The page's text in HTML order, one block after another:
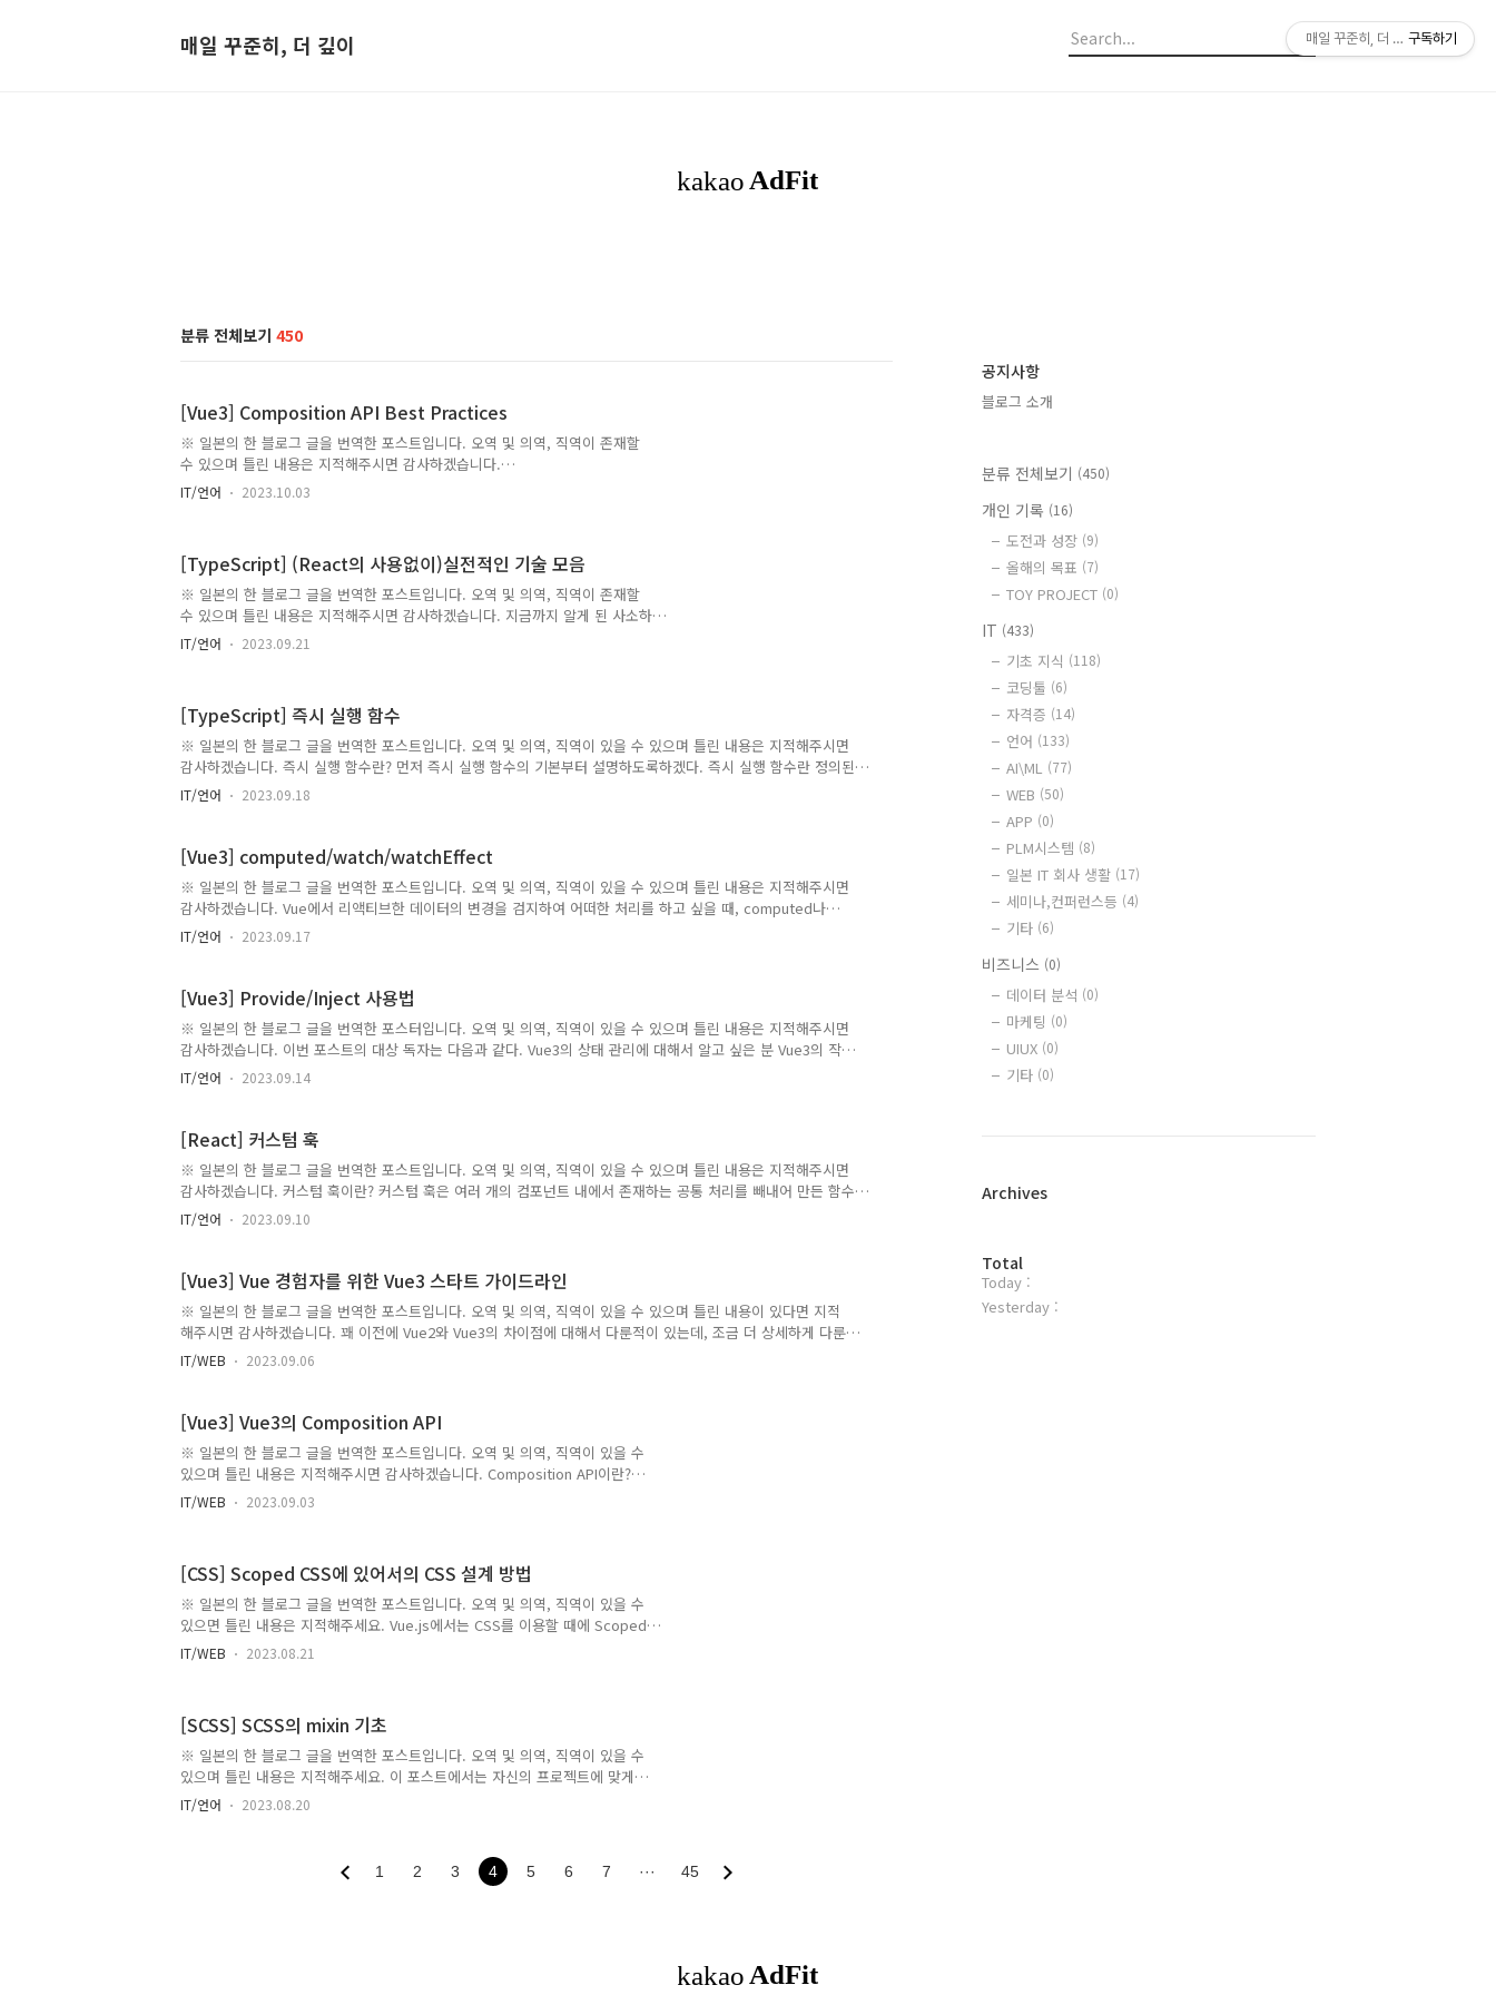
매일 꾸준히, 더 깊이
분류 전체보기 450
[Vue3] Composition API Best Practices
※ 일본의 한 블로그 글을 번역한 포스트입니다. 오역 및 의역, 직역이 존재할
수 있으며 틀린 내용은 지적해주시면 감사하겠습니다.
https://www.youtube.com/watch?v=6D58SI9P-aU&t=1237s 영상의 내용을
번역했다. ref() vs reactive() ref()와 reactive() 중 어느 쪽을 쓰는 것이 좋을
"일관성(consistency)"일 것이다. reactive에는 제한이 있지만 ref는 어디에서
사용할 수 있으며 대부분의 개발자들은 일관성을 중시하기 때문에 ref를 선택하
는 경우가 많다고 예..
IT/언어 2023.10.03
[TypeScript] (React의 사용없이)실전적인 기술 모음
※ 일본의 한 블로그 글을 번역한 포스트입니다. 오역 및 의역, 직역이 존재할
수 있으며 틀린 내용은 지적해주시면 감사하겠습니다. 지금까지 알게 된 사소하
고 자잘한 TypeScript관련 테크닉을 모은 포스트이다. 자신이 정의한 타입에 대
해 타입 가드하기 유저 정의 타입 가드에 대해서 TypeScript에서는 typeof,
"fuga"; const attr =
document.querySelector(".hoge")?.getAttribute("name") ?? ""; if
(typeof attr === Hoge) { // NG..
IT/언어 2023.09.21
[TypeScript] 즉시 실행 함수
※ 일본의 한 블로그 글을 번역한 포스트입니다. 오역 및 의역, 직역이 있을 수 있으며 틀린 내용은 지적해주시면
감사하겠습니다. 즉시 실행 함수란? 먼저 즉시 실행 함수의 기본부터 설명하도록하겠다. 즉시 실행 함수란 정의된
직후에 실행되는 함수를 의미한다. 보통의 함수와 다른 점은 이름을 가지지 않고, 바로 실행된다는 특징이 있다.
기본적으로는 다음과 같이 쓸 수 있다. (function() { console.log("이것은 즉시 실행함수입니다！"); })(); 이 코드
함수에 인수를 전달하는 방법에 대해서 소개하도록 하겠다. 인수를 전달하여 외부의 데이터를 함수 안에서 이용
할 수 있게 된다. 그럼..
IT/언어 2023.09.18
[Vue3] computed/watch/watchEffect
※ 일본의 한 블로그 글을 번역한 포스트입니다. 오역 및 의역, 직역이 있을 수 있으며 틀린 내용은 지적해주시면
감사하겠습니다. Vue에서 리액티브한 데이터의 변경을 검지하여 어떠한 처리를 하고 싶을 때, computed나
watch, 혹은 watchEffect이라는 Composition API에서 제공하고 있는 편리한 기능을 이용할 수 있다. 그러나
"computed와 watch, 어느쪽을 써야 좋을까?"라던가, "watch랑 watchEffect의 경우는?"과 같이 망설이게 되
자한다. 작성법 각각의 기본 사용법에 대해서 살펴보자. computed 2배의 금액：{{priceDoubleValue..
IT/언어 2023.09.17
[Vue3] Provide/Inject 사용법
※ 일본의 한 블로그 글을 번역한 포스터입니다. 오역 및 의역, 직역이 있을 수 있으며 틀린 내용은 지적해주시면
감사하겠습니다. 이번 포스트의 대상 독자는 다음과 같다. Vue3의 상태 관리에 대해서 알고 싶은 분 Vue3의 작
성법에 대해서 알고 싶은 분 실무에서 사용할 것같으니, 당장 습득할 필요가 있는 분 만들고자 하는 어플리케이션
이미지 이번에는 버튼을 누르면 숫자가 올라가거나 내려가는 어플리케이션을 만들고자한다. Vuex를 이용한 경우
state오브젝트안에 초기값을 설정한다. count: 0 mutation 오브젝트안에는 이와 같이 count 업과 다운 메소드
를 준비한다. inc..
IT/언어 2023.09.14
[React] 커스텀 훅
※ 일본의 한 블로그 글을 번역한 포스트입니다. 오역 및 의역, 직역이 있을 수 있으며 틀린 내용은 지적해주시면
감사하겠습니다. 커스텀 훅이란? 커스텀 훅은 여러 개의 컴포넌트 내에서 존재하는 공통 처리를 빼내어 만든 함수
이다. 범용적인 커스텀 훅을 만들면 1개의 어플리케이션 내에서 재이용할 수 있을 뿐만 아니라 React, Next.js,
Remix를 제약없이 다른 어플리케이션에서도 재이용할 수 있다는 장점이 있다. 커스텀 훅에는 범용적인 커스텀
수 있다. 또한 View(컴포넌트)와 로직을 분리하게 되므로 하나의 파일에 작성된 코드 양이 많아지지 않도록 조절
할 수 있다는 것도 이점이다. 커스텀..
IT/언어 2023.09.10
[Vue3] Vue 경험자를 위한 Vue3 스타트 가이드라인
※ 일본의 한 블로그 글을 번역한 포스트입니다. 오역 및 의역, 직역이 있을 수 있으며 틀린 내용이 있다면 지적
해주시면 감사하겠습니다. 꽤 이전에 Vue2와 Vue3의 차이점에 대해서 다룬적이 있는데, 조금 더 상세하게 다룬
글을 발견하여 공유하고자 한다. 대상 독자 Vue2를 Vue3로 버전업을 하는 중 혹은 버전업을 검토하고 있는 사람
Vue를 다루지만, 교양으로 Vue3를 캐치업하고 싶은 사람 Vue2의 기능, 주의점을 보통 프론트엔드를 만지지 않
의 바인딩이 가능하게 됐다. 내부적으로는 CSS 변수의 값을 리액티브 변경하는 것으로 값을 바꿔준다. 참고로
Vue2.7버전에서도 이용할 ..
IT/WEB 2023.09.06
[Vue3] Vue3의 Composition API
※ 일본의 한 블로그 글을 번역한 포스트입니다. 오역 및 의역, 직역이 있을 수
있으며 틀린 내용은 지적해주시면 감사하겠습니다. Composition API이란?
Composition API는 2020년 9월 18일에 정식으로 릴리즈된 Vue3에 추가된 핵
심기능이다. Composition API는 컴포넌트를 구축하기 위한 새로운 방법이며,
컴포넌트의 예 먼저는 Composition API로 작성된 컴포넌트 전체 코드를 살펴보
자. // MyTodo.vue // TodoList.vue {{ todo.title }} {{ date }} 削除 // ad..
IT/WEB 2023.09.03
[CSS] Scoped CSS에 있어서의 CSS 설계 방법
※ 일본의 한 블로그 글을 번역한 포스트입니다. 오역 및 의역, 직역이 있을 수
있으면 틀린 내용은 지적해주세요. Vue.js에서는 CSS를 이용할 때에 Scoped
CSS나 CSS Modules, CSS-in-JS등의 방법을 사용할 수 있니다. 어쨌든
Scoped CSS는 가볍게 이용할 수 있으므로, 이용할 기회가 많이 생길거라고 생
도록 하겠다. 참고로, 여기 나와있는 예시들은 Vue.js의 SFC(싱글 파일 컴포넌
트)로 Scoped CSS를 이용하고 있는 것을 상정하고 쓰여졌다. CSS 설계란? 기
본적으로 CSS는 항상 모든 페이지에서 읽어들여..
IT/WEB 2023.08.21
[SCSS] SCSS의 mixin 기초
※ 일본의 한 블로그 글을 번역한 포스트입니다. 오역 및 의역, 직역이 있을 수
있으며 틀린 내용은 지적해주세요. 이 포스트에서는 자신의 프로젝트에 맞게
mixin을 만들 수 있는 최소한의 지식에 대해 설명하고자한다. mixin이란? 속성이
나 값을 세팅하여 정리할 수 있는 기능이다. @mixin mixin명 { 속성: 값; }
이템화된다. 정리된 mixin은 @include mixin명으로 기재하면 호출할 수 있다.
@mixin p-center { position: absolute; top: 50%; left: 50%; transform:
IT/언어 2023.08.20
1 2 3 4 5 6 7 ··· 45
공지사항
블로그 소개
분류 전체보기 (450)
개인 기록 (16)
도전과 성장 (9)
올해의 목표 (7)
TOY PROJECT (0)
IT (433)
기초 지식 (118)
코딩툴 (6)
자격증 (14)
언어 (133)
AI\ML (77)
WEB (50)
APP (0)
PLM시스템 (8)
일본 IT 회사 생활 (17)
세미나,컨퍼런스등 (4)
기타 (6)
비즈니스 (0)
데이터 분석 (0)
마케팅 (0)
UIUX (0)
기타 (0)
Archives
방
문
자
Total
Today :
Yesterday :
매일 꾸준히, 더 깊이구독하기